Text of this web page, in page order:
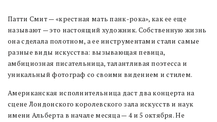
Патти Смит — «крестная мать панк-рока», как ее еще
называют — это настоящий художник. Собственную жизнь
она сделала полотном, а ее инструментами стали самые
разные виды искусства: вызывающая певица,
амбициозная писательница, талантливая поэтесса и
уникальный фотограф со своими видением и стилем.
Американская исполнительница даст два концерта на
сцене Лондонского королевского зала искусств и наук
имени Альберта в начале месяца — 4 и 5 октября. Не